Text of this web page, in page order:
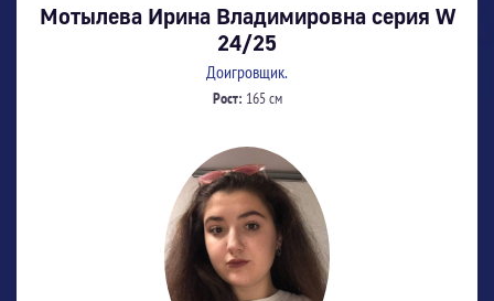
Мотылева Ирина Владимировна серия W
24/25
Доигровщик.
Рост: 165 см